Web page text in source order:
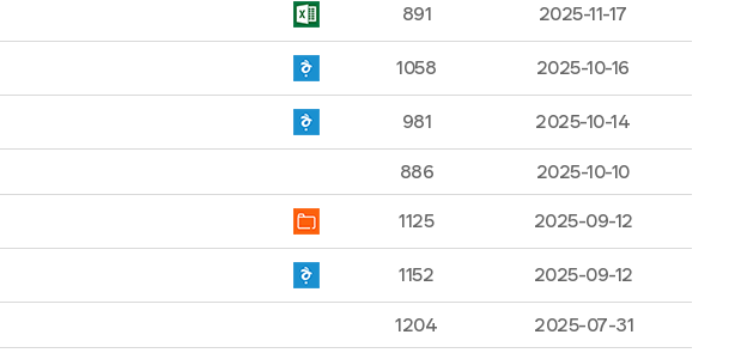
891 2025-11-17
1058 2025-10-16
981 2025-10-14
886 2025-10-10
1125 2025-09-12
1152 2025-09-12
1204 2025-07-31